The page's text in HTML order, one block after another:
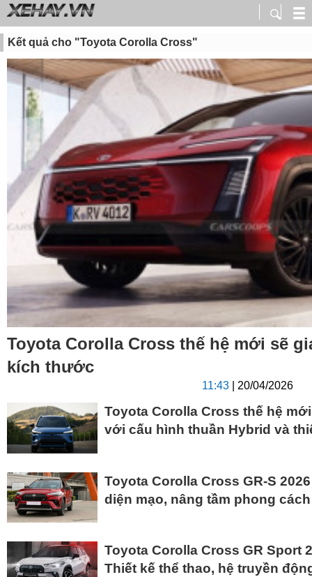
Kết quả cho "Toyota Corolla Cross"
Toyota Corolla Cross thế hệ mới sẽ
kích thước
11:43 | 20/04/2026
Toyota Corolla Cross thế hệ
với cấu hình thuần Hybrid và
Toyota Corolla Cross GR-S
diện mạo, nâng tầm phong
Toyota Corolla Cross GR Sport
Thiết kế thể thao, hệ truyền